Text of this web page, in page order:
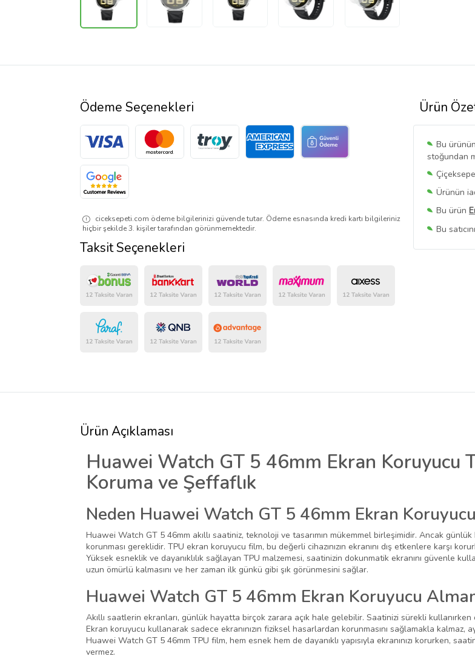
Ürün
Bu
stoğundan
Ürünün
Bu ürün
Bu
Bu
Ödeme Seçenekleri
ciceksepeti.com ödeme bilgilerinizi güvende tutar. Ödeme esnasında kredi kartı bilgileriniz
hiçbir şekilde 3. kişiler tarafından görünmemektedir.
Taksit Seçenekleri
Ürün Açıklaması
Huawei Watch GT 5 46mm Ekran Koruyucu
Koruma ve Şeffaflık
Neden Huawei Watch GT 5 46mm Ekran
Huawei Watch GT 5 46mm akıllı saatiniz, teknoloji ve tasarımın mükemmel birleşimidir. Ancak
korunması gereklidir. TPU ekran koruyucu film, bu değerli cihazınızın ekranını dış etkenlere karşı
Yüksek esneklik ve dayanıklılık sağlayan TPU malzemesi, saatinizin dokunmatik ekranını güvenle
uzun ömürlü kalmasını ve her zaman ilk günkü gibi şık görünmesini sağlar.
Huawei Watch GT 5 46mm Ekran Koruyucu
Akıllı saatlerin ekranları, günlük hayatta birçok zarara açık hale gelebilir. Saatinizi sürekli
Ekran koruyucu kullanarak sadece ekranınızın fiziksel hasarlardan korunmasını sağlamakla kalmaz,
Huawei Watch GT 5 46mm TPU film, hem esnek hem de dayanıklı yapısıyla ekranınızı korurken,
vermez.